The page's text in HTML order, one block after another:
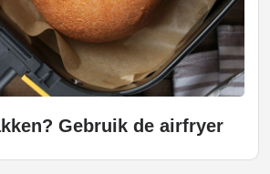
Gebruik de airfryer